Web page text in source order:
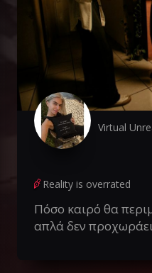
Virtual
Reality is overrated
Πόσο καιρό θα
απλά δεν